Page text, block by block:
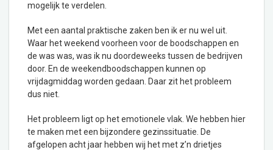
mogelijk te verdelen.
Met een aantal praktische zaken ben ik er nu wel uit.
Waar het weekend voorheen voor de boodschappen en
de was was, was ik nu doordeweeks tussen de bedrijven
door. En de weekendboodschappen kunnen op
vrijdagmiddag worden gedaan. Daar zit het probleem
dus niet.
Het probleem ligt op het emotionele vlak. We hebben hier
te maken met een bijzondere gezinssituatie. De
afgelopen acht jaar hebben wij het met z’n drietjes